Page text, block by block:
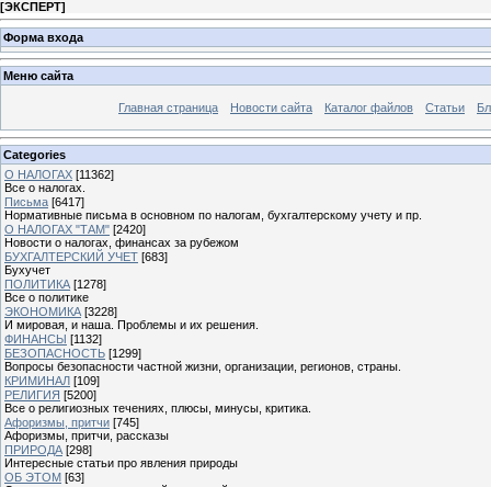
[ЭКСПЕРТ]
Форма входа
Меню сайта
Главная страница Новости сайта Каталог файлов Статьи
Categories
О НАЛОГАХ [11362]
Все о налогах.
Письма [6417]
Нормативные письма в основном по налогам, бухгалтерскому учету и пр.
О НАЛОГАХ "ТАМ" [2420]
Новости о налогах, финансах за рубежом
БУХГАЛТЕРСКИЙ УЧЕТ [683]
Бухучет
ПОЛИТИКА [1278]
Все о политике
ЭКОНОМИКА [3228]
И мировая, и наша. Проблемы и их решения.
ФИНАНСЫ [1132]
БЕЗОПАСНОСТЬ [1299]
Вопросы безопасности частной жизни, организации, регионов, страны.
КРИМИНАЛ [109]
РЕЛИГИЯ [5200]
Все о религиозных течениях, плюсы, минусы, критика.
Афоризмы, притчи [745]
Афоризмы, притчи, рассказы
ПРИРОДА [298]
Интересные статьи про явления природы
ОБ ЭТОМ [63]